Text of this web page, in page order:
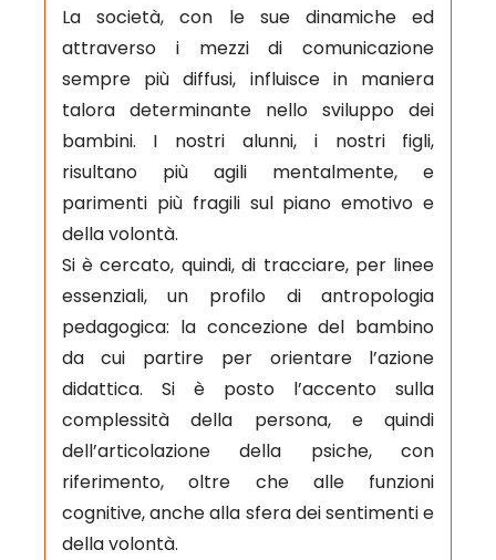
La società, con le sue dinamiche ed
attraverso i mezzi di comunicazione
sempre più diffusi, influisce in maniera
talora determinante nello sviluppo dei
bambini. I nostri alunni, i nostri figli,
risultano più agili mentalmente, e
parimenti più fragili sul piano emotivo e
della volontà.
Si è cercato, quindi, di tracciare, per linee
essenziali, un profilo di antropologia
pedagogica: la concezione del bambino
da cui partire per orientare l’azione
didattica. Si è posto l’accento sulla
complessità della persona, e quindi
dell’articolazione della psiche, con
riferimento, oltre che alle funzioni
cognitive, anche alla sfera dei sentimenti e
della volontà.